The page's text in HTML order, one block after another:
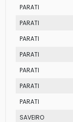
PARATI
PARATI
PARATI
PARATI
PARATI
PARATI
PARATI
SAVEIRO